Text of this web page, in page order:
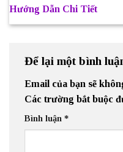
Hướng Dẫn Chi Tiết
Để lại một bình
Email của bạn sẽ
Các trường bắt buộc
Bình luận *